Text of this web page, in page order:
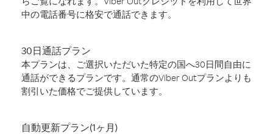
中の電話番号に格安で通話できます。
30日通話プラン
本プランは、ご選択いただいた特定の国へ30日間自由に
通話ができるプランです。通常のViber Outプランよりも
割引いた価格でご提供しています。
自動更新プラン(1ヶ月)